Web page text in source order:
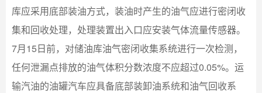
库应采用底部装油方式，装油时产生的油气应进行密闭收
集和回收处理，处理装置出入口应安装气体流量传感器。
7月15日前，对储油库油气密闭收集系统进行一次检测，
任何泄漏点排放的油气体积分数浓度不应超过0.05%。运
输汽油的油罐汽车应具备底部装卸油系统和油气回收系